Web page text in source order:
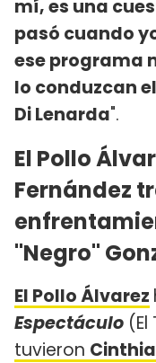
mí, es una
pasó cuando
ese programa
lo conduzcan
Di Lenarda".
El Pollo
Fernández
"Negro"
El Pollo Álvarez
Espectáculo
tuvieron